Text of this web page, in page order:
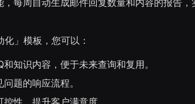
每周自动生成邮件回复数量和内容的报告，
」模板，您可以：
知识内容，便于未来查询和复用。
题的响应流程。